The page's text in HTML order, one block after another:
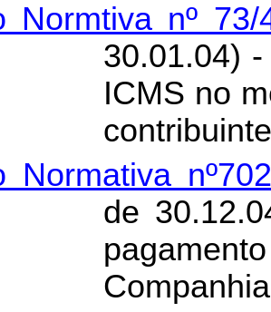
Normtiva nº 73/
30.01.04)
ICMS no
Normativa
de